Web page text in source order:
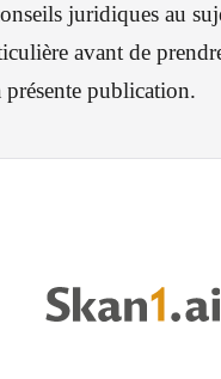
juridiques au
avant de
présente publication.